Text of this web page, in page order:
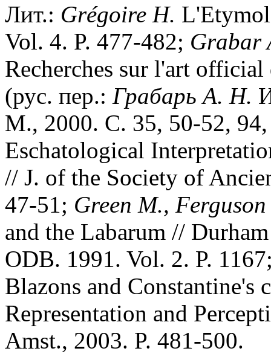
Лит.: Grégoire H.
Vol. 4. P. 477-482; Grabar
Recherches sur l'art
(рус. пер.: Грабарь А. Н.
М., 2000. С. 35, 50-52,
Eschatological
// J. of the Society of
47-51; Green M.,
and the Labarum //
ODB. 1991. Vol. 2. P.
Blazons and Constantine's
Representation and
Amst., 2003. P. 481-500.